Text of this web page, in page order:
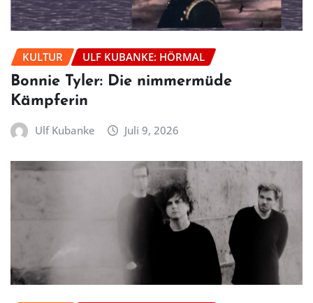
KULTUR ULF KUBANKE: HÖRMAL
Bonnie Tyler: Die nimmermüde
Kämpferin
Ulf Kubanke Juli 9, 2026